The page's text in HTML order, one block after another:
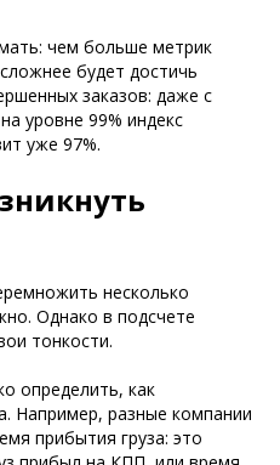
чем больше метрик
будет достичь
заказов: даже с
уровне 99% индекс
уже 97%.
несколько
Однако в подсчете
тонкости.
определить, как
Например, разные компании
прибытия груза: это